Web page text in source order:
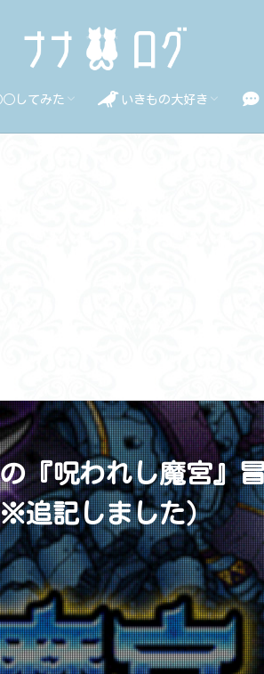
してみた
みた
みた
てみた
みた
みた
みた
いきもの大好き
アクアリウム
動物
昆虫
『呪われし魔宮』
追記しました）